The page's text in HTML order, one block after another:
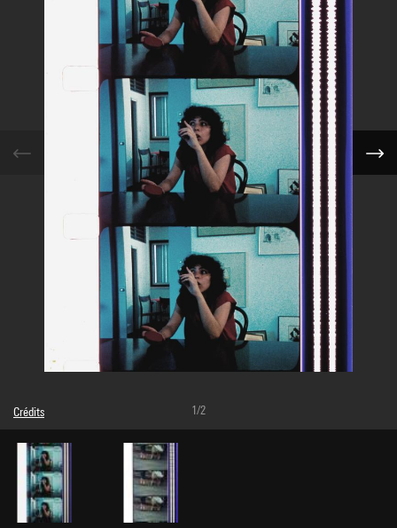
Crédits
Légende : Photogrammes
© droits réservés
Crédit photographique : Centre Pompidou, MNAM-CCI/Service de la documentation
photographique du MNAM/Dist. GrandPalaisRmn
Réf. image : 4N11613
Diffusion image :
GrandPalaisRmnPhoto
1/2